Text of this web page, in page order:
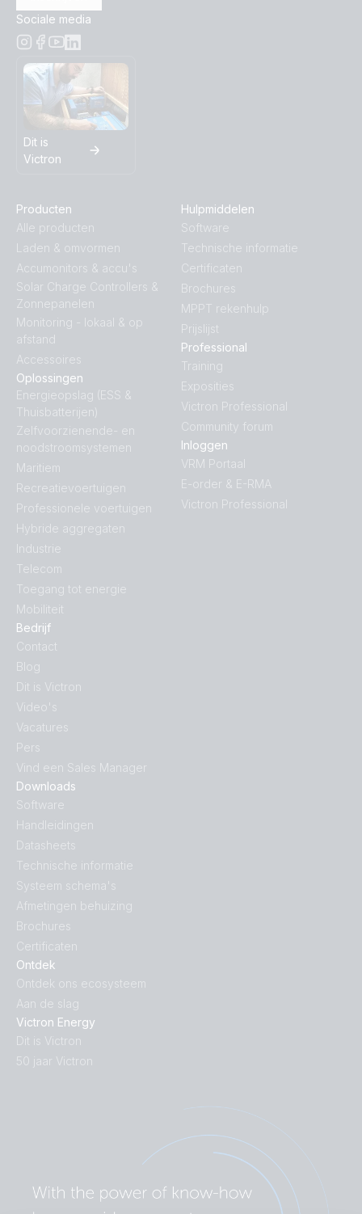
Sociale media
Dit is
Victron
Producten
Alle producten
Laden & omvormen
Accumonitors & accu's
Solar Charge Controllers &
Zonnepanelen
Monitoring - lokaal & op
afstand
Accessoires
Ontdek
Ontdek ons ecosysteem
Aan de slag
Victron Energy
Dit is Victron
50 jaar Victron
Downloads
Software
Handleidingen
Datasheets
Technische informatie
Systeem schema's
Afmetingen behuizing
Brochures
Certificaten
Oplossingen
Energieopslag (ESS &
Thuisbatterijen)
Zelfvoorzienende- en
noodstroomsystemen
Maritiem
Recreatievoertuigen
Professionele voertuigen
Hybride aggregaten
Industrie
Telecom
Toegang tot energie
Mobiliteit
Bedrijf
Contact
Blog
Dit is Victron
Video's
Vacatures
Pers
Vind een Sales Manager
Hulpmiddelen
Software
Technische informatie
Certificaten
Brochures
MPPT rekenhulp
Prijslijst
Professional
Training
Exposities
Victron Professional
Community forum
Inloggen
VRM Portaal
E-order & E-RMA
Victron Professional